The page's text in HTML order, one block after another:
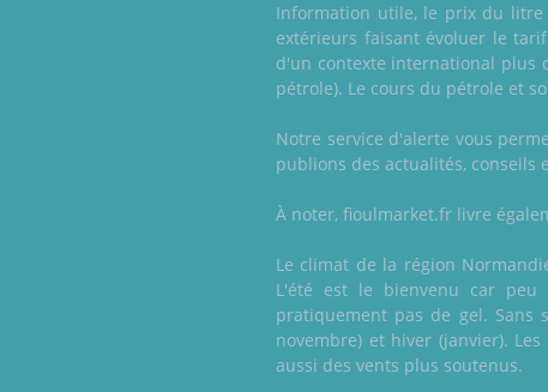
Information utile, le prix du litre
extérieurs faisant évoluer le
d'un contexte international plus
pétrole). Le cours du pétrole et
Notre service d'alerte vous
publions des actualités, conseils
À noter, fioulmarket.fr livre
Le climat de la région
L'été est le bienvenu car peu
pratiquement pas de gel.
novembre) et hiver (janvier).
aussi des vents plus soutenus.